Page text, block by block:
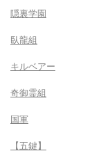
隠裏学園
臥龍組
キルベアー
奇御霊組
国軍
【五鍵】